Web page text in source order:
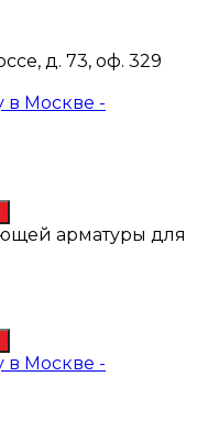
д. 73, оф. 329
арматуры для